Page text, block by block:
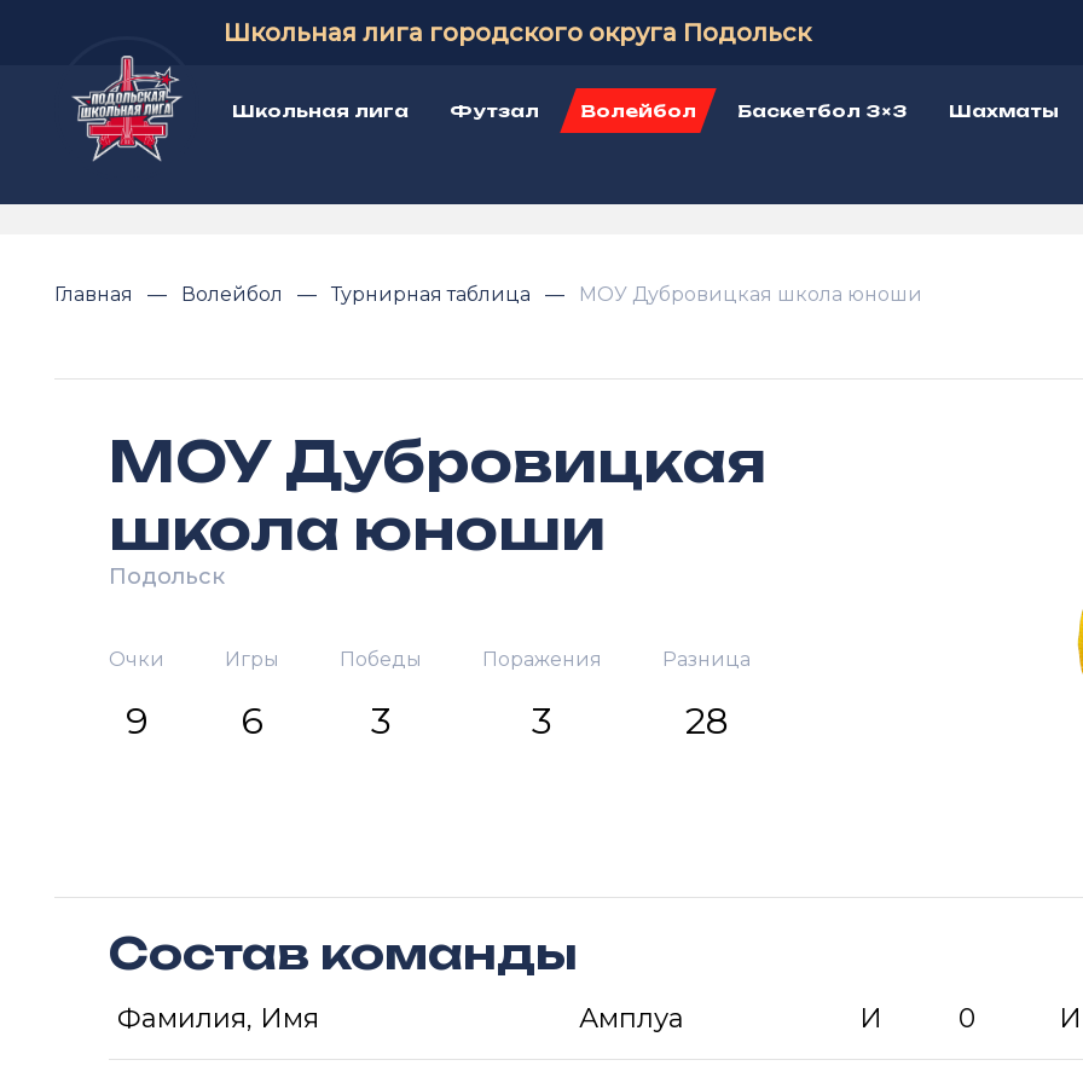
Школьная лига городского округа Подольск
Школьная лига Футзал Волейбол Баскетбол 3×3 Шахматы
Главная Волейбол Турнирная таблица МОУ Дубровицкая школа юноши
МОУ Дубровицкая
школа юноши
Подольск
Очки
9
Игры
6
Победы
3
Поражения
3
Разница
28
Состав команды
Фамилия, Имя Амплуа И 0